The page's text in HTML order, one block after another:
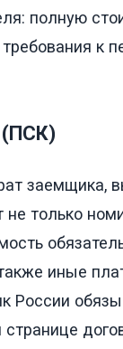
полную
к
(ПСК)
заемщика,
только
иные
России